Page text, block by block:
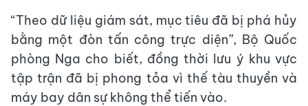
“Theo dữ liệu giám sát, mục tiêu đã bị phá hủy
bằng một đòn tấn công trực diện”, Bộ Quốc
phòng Nga cho biết, đồng thời lưu ý khu vực
tập trận đã bị phong tỏa vì thế tàu thuyền và
máy bay dân sự không thể tiến vào.